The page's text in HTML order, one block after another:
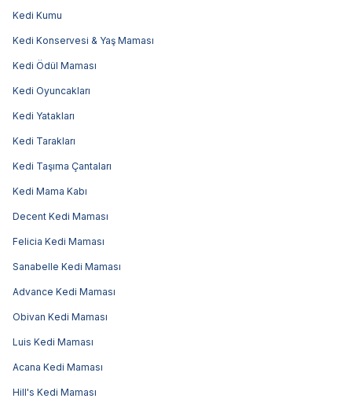
Kedi Kumu
Kedi Konservesi & Yaş Maması
Kedi Ödül Maması
Kedi Oyuncakları
Kedi Yatakları
Kedi Tarakları
Kedi Taşıma Çantaları
Kedi Mama Kabı
Decent Kedi Maması
Felicia Kedi Maması
Sanabelle Kedi Maması
Advance Kedi Maması
Obivan Kedi Maması
Luis Kedi Maması
Acana Kedi Maması
Hill's Kedi Maması